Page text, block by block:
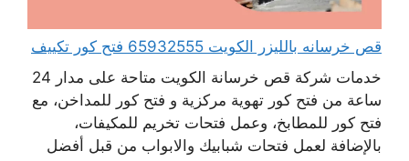
قص خرسانه بالليزر الكويت 65932555 فتح كور تكييف
خدمات شركة قص خرسانة الكويت متاحة على مدار 24
ساعة من فتح كور تهوية مركزية و فتح كور للمداخن، مع
فتح كور للمطابخ، وعمل فتحات تخريم للمكيفات،
بالإضافة لعمل فتحات شبابيك والابواب من قبل أفضل